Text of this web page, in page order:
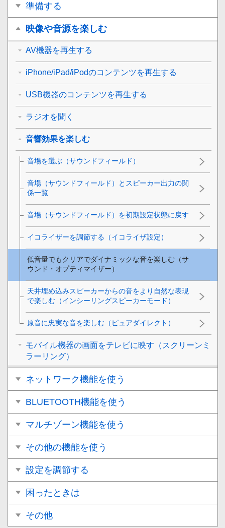
準備する
映像や音源を楽しむ
AV機器を再生する
iPhone/iPad/iPodのコンテンツを再生する
USB機器のコンテンツを再生する
ラジオを聞く
音響効果を楽しむ
音場を選ぶ（サウンドフィールド）
音場（サウンドフィールド）とスピーカー出力の関
係一覧
音場（サウンドフィールド）を初期設定状態に戻す
イコライザーを調節する（イコライザ設定）
低音量でもクリアでダイナミックな音を楽しむ（サ
ウンド・オプティマイザー）
天井埋め込みスピーカーからの音をより自然な表現
で楽しむ（インシーリングスピーカーモード）
原音に忠実な音を楽しむ（ ピュアダイレクト ）
モバイル機器の画面をテレビに映す（スクリーンミ
ラーリング）
ネットワーク機能を使う
BLUETOOTH機能を使う
マルチゾーン機能を使う
その他の機能を使う
設定を調節する
困ったときは
その他